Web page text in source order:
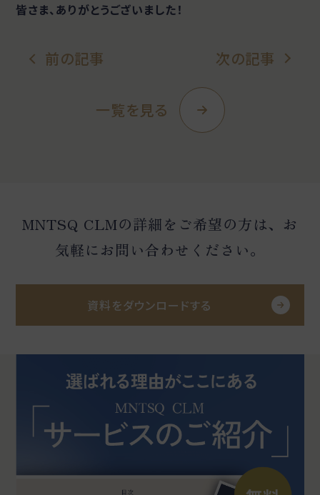
皆さま、ありがとうございました！
前の記事
一覧を見る
次の記事
MNTSQ CLMの詳細をご希望の方は、お
気軽にお問い合わせください。
資料をダウンロードする